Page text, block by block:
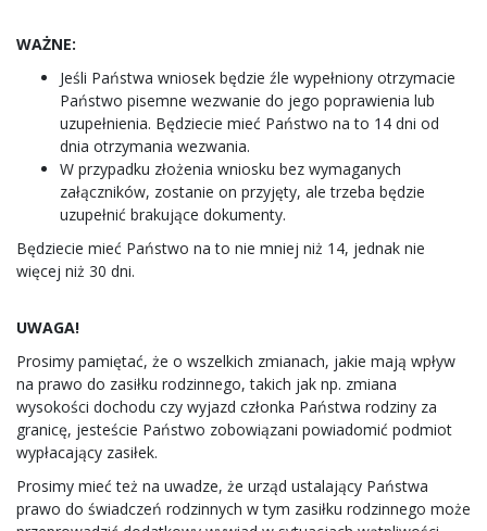
WAŻNE:
Jeśli Państwa wniosek będzie źle wypełniony otrzymacie
Państwo pisemne wezwanie do jego poprawienia lub
uzupełnienia. Będziecie mieć Państwo na to 14 dni od
dnia otrzymania wezwania.
W przypadku złożenia wniosku bez wymaganych
załączników, zostanie on przyjęty, ale trzeba będzie
uzupełnić brakujące dokumenty.
Będziecie mieć Państwo na to nie mniej niż 14, jednak nie
więcej niż 30 dni.
UWAGA!
Prosimy pamiętać, że o wszelkich zmianach, jakie mają wpływ
na prawo do zasiłku rodzinnego, takich jak np. zmiana
wysokości dochodu czy wyjazd członka Państwa rodziny za
granicę, jesteście Państwo zobowiązani powiadomić podmiot
wypłacający zasiłek.
Prosimy mieć też na uwadze, że urząd ustalający Państwa
prawo do świadczeń rodzinnych w tym zasiłku rodzinnego może